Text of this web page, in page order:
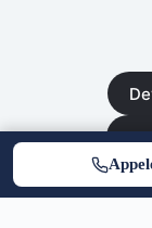
Mentions Légales